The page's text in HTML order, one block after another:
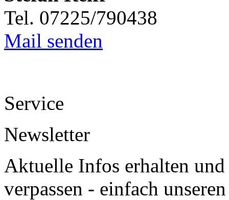
Tel. 07225/790438
Mail senden
Service
Newsletter
Aktuelle Infos erhalten
verpassen - einfach